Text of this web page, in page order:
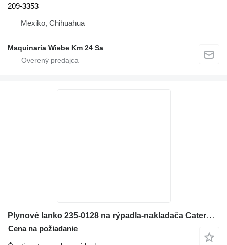
209-3353
Mexiko, Chihuahua
Maquinaria Wiebe Km 24 Sa
Plynové lanko 235-0128 na rýpadla-nakladača Caterpillar 416E
Cena na požiadanie